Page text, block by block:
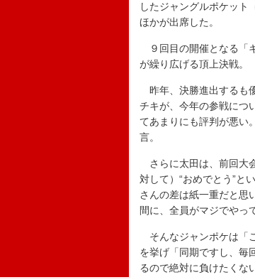
したジャングルポケット
ほかが出席した。
９回目の開催となる「
が繰り広げる頂上決戦。
昨年、決勝進出するも
チキが、今年の参戦につ
てあまりにも評判が悪い
言。
さらに太田は、前回大
対して）“おめでとう”と
さんの差は紙一重だと思
間に、全員がマジでやっ
そんなジャンポケは「
を挙げ「同期ですし、毎
るので絶対に負けたくな